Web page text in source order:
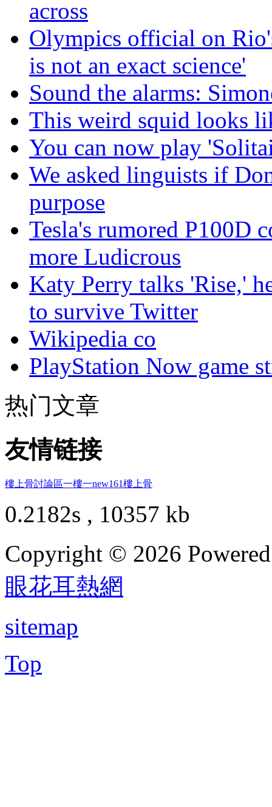
across
Olympics official on
is not an exact science'
Sound the alarms:
This weird squid looks
You can now play
We asked linguists if
purpose
Tesla's rumored P100D
more Ludicrous
Katy Perry talks 'Rise,'
to survive Twitter
Wikipedia co
PlayStation Now game
热门文章
友情链接
樓上骨討論區一樓一new161樓上骨
0.2182s , 10357 kb
Copyright © 2026
眼花耳熱網
sitemap
Top